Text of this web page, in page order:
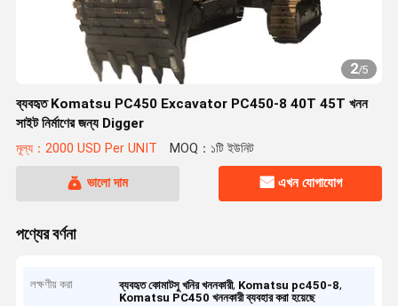
2/5
ব্যবহৃত Komatsu PC450 Excavator PC450-8 40T 45T খনন
সাইট নির্মাণের জন্য Digger
মূল্য：2000 USD Per UNIT MOQ：১টি ইউনিট
ভালো দাম এখন যোগাযোগ
পণ্যের বর্ণনা
লক্ষণীয় করা ব্যবহৃত কোমাটসু খনির খননকারী, Komatsu pc450-8,
Komatsu PC450 খননকারী ব্যবহার করা হয়েছে